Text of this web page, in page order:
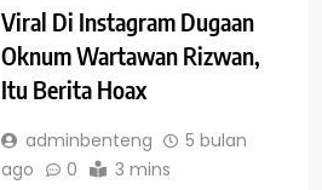
Viral Di Instagram Dugaan
Oknum Wartawan Rizwan,
Itu Berita Hoax
adminbenteng
5 bulan
ago
0 3 mins